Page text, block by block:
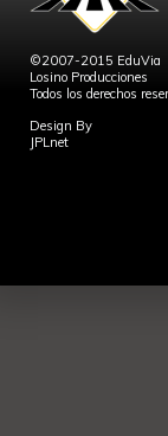
©2007-2015 EduVia
Losino Producciones
Todos los derechos
Design By
JPLnet